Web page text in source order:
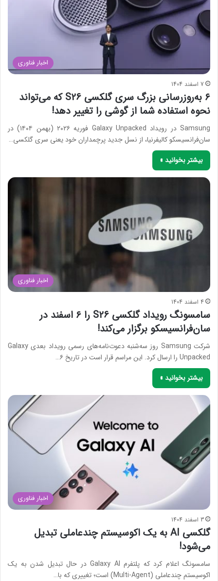
اخبار فناوری
7 اسفند 1404
۶ به‌روزرسانی بزرگ سری گلکسی S26 که می‌تواند
نحوه استفاده شما از گوشی را تغییر دهد!
Samsung در رویداد Galaxy Unpacked فوریه ۲۰۲۶ (بهمن ۱۴۰۴) در
سان‌فرانسیسکو کالیفرنیا، از نسل جدید پرچمداران خود یعنی سری گلکسی…
بیشتر بخوانید »
اخبار فناوری
4 اسفند 1404
سامسونگ رویداد گلکسی S26 را ۶ اسفند در
سان‌فرانسیسکو برگزار می‌کند!
شرکت Samsung روز سه‌شنبه دعوت‌نامه‌های رسمی رویداد بعدی Galaxy
Unpacked را ارسال کرد. این مراسم قرار است در تاریخ ۶…
بیشتر بخوانید »
اخبار فناوری
3 اسفند 1404
گلکسی AI به یک اکوسیستم چندعاملی تبدیل
می‌شود!
سامسونگ اعلام کرد که پلتفرم Galaxy AI در حال تبدیل شدن به یک
اکوسیستم چندعاملی (Multi-Agent) است؛ تغییری که با…